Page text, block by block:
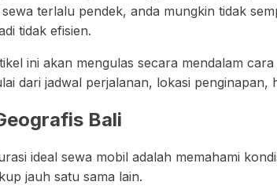
terlalu pendek, anda mungkin tidak
tidak efisien.
ini akan mengulas secara mendalam
dari jadwal perjalanan, lokasi penginapan,
Bali
ideal sewa mobil adalah memahami
jauh satu sama lain.